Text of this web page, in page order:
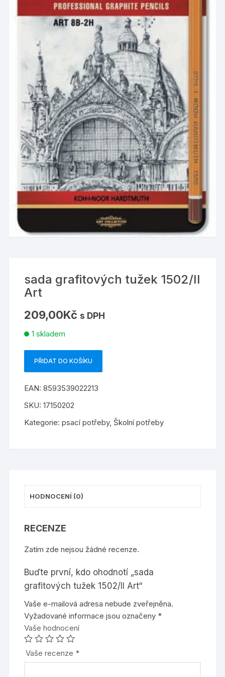
sada grafitových tužek 1502/II
Art
209,00Kč s DPH
1 skladem
sada
tužek
1502/II
množství
PŘIDAT DO KOŠÍKU
EAN:8593539022213
SKU:17150202
Kategorie:psací potřeby, Školní potřeby
HODNOCENÍ (0)
RECENZE
Zatím zde nejsou žádné recenze.
Buďte první, kdo ohodnotí „sada
grafitových tužek 1502/II Art“
Vaše e-mailová adresa nebude zveřejněna.
Vyžadované informace jsou označeny *
Vaše hodnocení
Vaše recenze *